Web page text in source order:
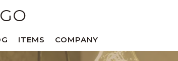
ITEMS COMPANY